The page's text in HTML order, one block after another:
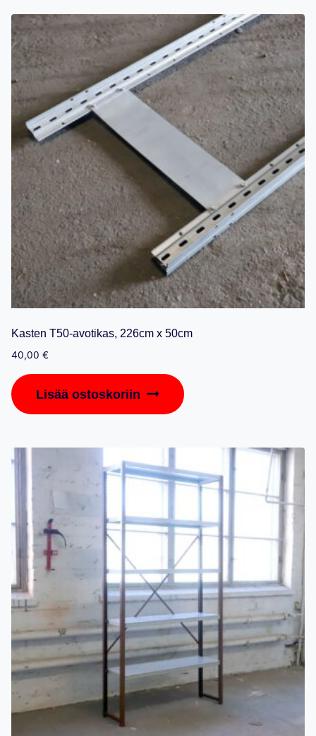
Kasten T50-avotikas, 226cm x 50cm
40,00 €
Lisää ostoskoriin